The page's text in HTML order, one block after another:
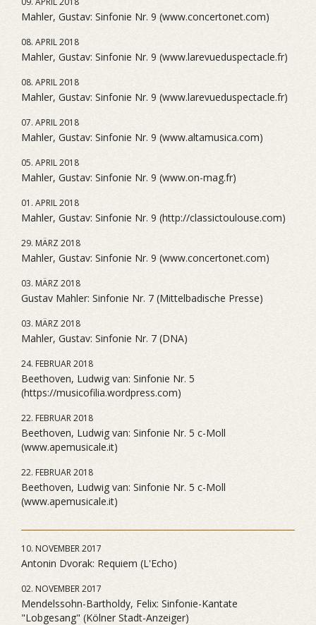
Mahler, Gustav: Sinfonie Nr. 9 (www.concertonet.com)
08. APRIL 2018
Mahler, Gustav: Sinfonie Nr. 9 (www.larevueduspectacle.fr)
08. APRIL 2018
Mahler, Gustav: Sinfonie Nr. 9 (www.larevueduspectacle.fr)
07. APRIL 2018
Mahler, Gustav: Sinfonie Nr. 9 (www.altamusica.com)
05. APRIL 2018
Mahler, Gustav: Sinfonie Nr. 9 (www.on-mag.fr)
01. APRIL 2018
Mahler, Gustav: Sinfonie Nr. 9 (http://classictoulouse.com)
29. MÄRZ 2018
Mahler, Gustav: Sinfonie Nr. 9 (www.concertonet.com)
03. MÄRZ 2018
Gustav Mahler: Sinfonie Nr. 7 (Mittelbadische Presse)
03. MÄRZ 2018
Mahler, Gustav: Sinfonie Nr. 7 (DNA)
24. FEBRUAR 2018
Beethoven, Ludwig van: Sinfonie Nr. 5
(https://musicofilia.wordpress.com)
22. FEBRUAR 2018
Beethoven, Ludwig van: Sinfonie Nr. 5 c-Moll
(www.apemusicale.it)
22. FEBRUAR 2018
Beethoven, Ludwig van: Sinfonie Nr. 5 c-Moll
(www.apemusicale.it)
10. NOVEMBER 2017
Antonin Dvorak: Requiem (L'Echo)
02. NOVEMBER 2017
Mendelssohn-Bartholdy, Felix: Sinfonie-Kantate
"Lobgesang" (Kölner Stadt-Anzeiger)